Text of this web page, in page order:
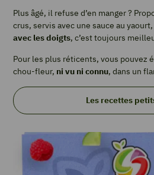
Plus âgé, il refuse d’en manger ?
crus, servis avec une sauce au
avec les doigts, c’est toujours
Pour les plus réticents, vous pouvez
chou-fleur, ni vu ni connu, dans un
Les recettes